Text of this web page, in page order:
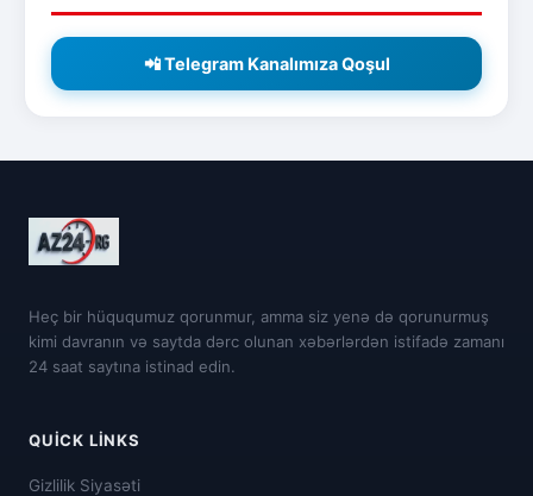
📲 Telegram Kanalımıza Qoşul
Heç bir hüququmuz qorunmur, amma siz yenə də qorunurmuş
kimi davranın və saytda dərc olunan xəbərlərdən istifadə zamanı
24 saat saytına istinad edin.
QUICK LINKS
Gizlilik Siyasəti